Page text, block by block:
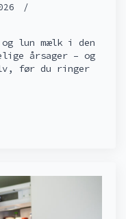
lun mælk i den
årsager – og
før du ringer